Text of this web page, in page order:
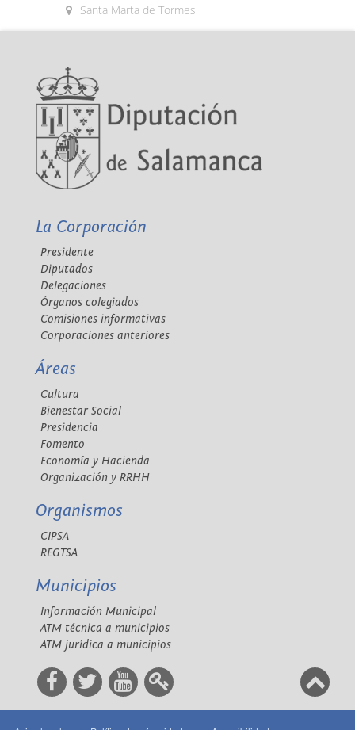
Santa Marta de Tormes
La Corporación
Presidente
Diputados
Delegaciones
Órganos colegiados
Comisiones informativas
Corporaciones anteriores
Áreas
Cultura
Bienestar Social
Presidencia
Fomento
Economía y Hacienda
Organización y RRHH
Organismos
CIPSA
REGTSA
Municipios
Información Municipal
ATM técnica a municipios
ATM jurídica a municipios